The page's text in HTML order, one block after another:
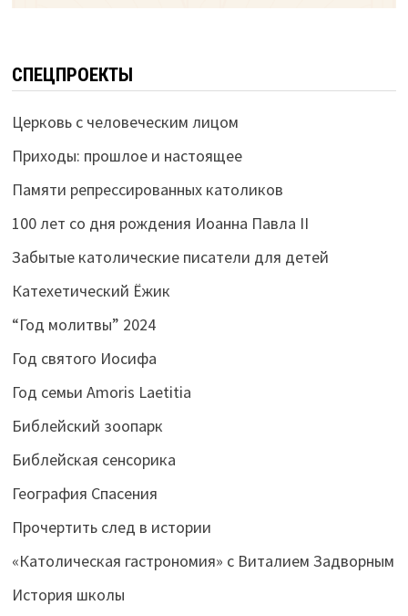
СПЕЦПРОЕКТЫ
Церковь с человеческим лицом
Приходы: прошлое и настоящее
Памяти репрессированных католиков
100 лет со дня рождения Иоанна Павла II
Забытые католические писатели для детей
Катехетический Ёжик
“Год молитвы” 2024
Год святого Иосифа
Год семьи Amoris Laetitia
Библейский зоопарк
Библейская сенсорика
География Спасения
Прочертить след в истории
«Католическая гастрономия» с Виталием Задворным
История школы